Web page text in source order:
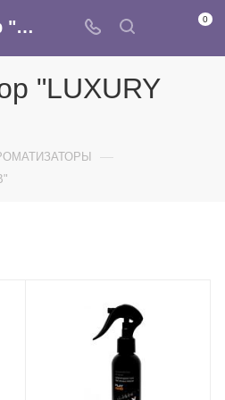
Ароматизатор "LUXURY CLUB" - купить оптом в интернет-магазине Армина 0
"LUXURY
—